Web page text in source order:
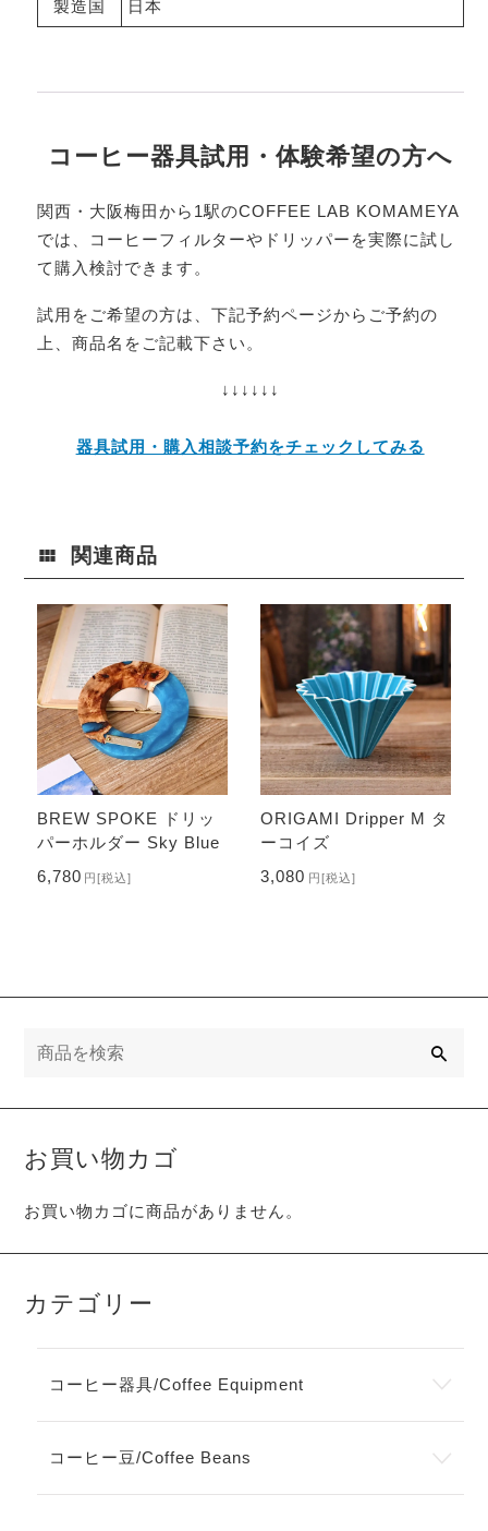
製造国 日本
コーヒー器具試用・体験希望の方へ
関西・大阪梅田から1駅のCOFFEE LAB KOMAMEYA
では、コーヒーフィルターやドリッパーを実際に試し
て購入検討できます。
試用をご希望の方は、下記予約ページからご予約の
上、商品名をご記載下さい。
↓↓↓↓↓↓
器具試用・購入相談予約をチェックしてみる
関連商品
BREW SPOKE ドリッ
パーホルダー Sky Blue
6,780 円 [税込]
ORIGAMI Dripper M タ
ーコイズ
3,080 円 [税込]
お買い物カゴ
お買い物カゴに商品がありません。
カテゴリー
コーヒー器具/Coffee Equipment
コーヒー豆/Coffee Beans